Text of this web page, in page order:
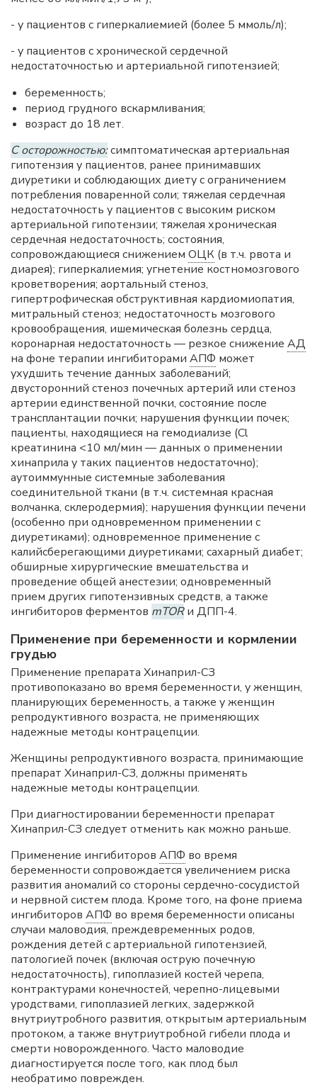
- у пациентов с гиперкалиемией (более 5 ммоль/л);
- у пациентов с хронической сердечной
недостаточностью и артериальной гипотензией;
беременность;
период грудного вскармливания;
возраст до 18 лет.
С осторожностью:симптоматическая артериальная
гипотензия у пациентов, ранее принимавших
диуретики и соблюдающих диету с ограничением
потребления поваренной соли; тяжелая сердечная
недостаточность у пациентов с высоким риском
артериальной гипотензии; тяжелая хроническая
сердечная недостаточность; состояния,
сопровождающиеся снижением ОЦК (в т.ч. рвота и
диарея); гиперкалиемия; угнетение костномозгового
кроветворения; аортальный стеноз,
гипертрофическая обструктивная кардиомиопатия,
митральный стеноз; недостаточность мозгового
кровообращения, ишемическая болезнь сердца,
коронарная недостаточность — резкое снижение АД
на фоне терапии ингибиторами АПФ может
ухудшить течение данных заболеваний;
двусторонний стеноз почечных артерий или стеноз
артерии единственной почки, состояние после
трансплантации почки; нарушения функции почек;
пациенты, находящиеся на гемодиализе (Cl
креатинина <10 мл/мин — данных о применении
хинаприла у таких пациентов недостаточно);
аутоиммунные системные заболевания
соединительной ткани (в т.ч. системная красная
волчанка, склеродермия); нарушения функции печени
(особенно при одновременном применении с
диуретиками); одновременное применение с
калийсберегающими диуретиками; сахарный диабет;
обширные хирургические вмешательства и
проведение общей анестезии; одновременный
прием других гипотензивных средств, а также
ингибиторов ферментов mTORи ДПП-4.
Применение при беременности и кормлении
грудью
Применение препарата Хинаприл-СЗ
противопоказано во время беременности, у женщин,
планирующих беременность, а также у женщин
репродуктивного возраста, не применяющих
надежные методы контрацепции.
Женщины репродуктивного возраста, принимающие
препарат Хинаприл-СЗ, должны применять
надежные методы контрацепции.
При диагностировании беременности препарат
Хинаприл-СЗ следует отменить как можно раньше.
Применение ингибиторов АПФ во время
беременности сопровождается увеличением риска
развития аномалий со стороны сердечно-сосудистой
и нервной систем плода. Кроме того, на фоне приема
ингибиторов АПФ во время беременности описаны
случаи маловодия, преждевременных родов,
рождения детей с артериальной гипотензией,
патологией почек (включая острую почечную
недостаточность), гипоплазией костей черепа,
контрактурами конечностей, черепно-лицевыми
уродствами, гипоплазией легких, задержкой
внутриутробного развития, открытым артериальным
протоком, а также внутриутробной гибели плода и
смерти новорожденного. Часто маловодие
диагностируется после того, как плод был
необратимо поврежден.